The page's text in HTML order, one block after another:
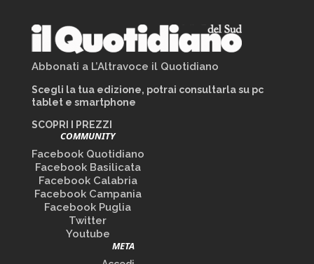
Abbonati a L’Altravoce il Quotidiano
Scegli la tua edizione, potrai consultarla su pc
tablet e smartphone
SCOPRI I PREZZI
COMMUNITY
Facebook Quotidiano
Facebook Basilicata
Facebook Calabria
Facebook Campania
Facebook Puglia
Twitter
Youtube
META